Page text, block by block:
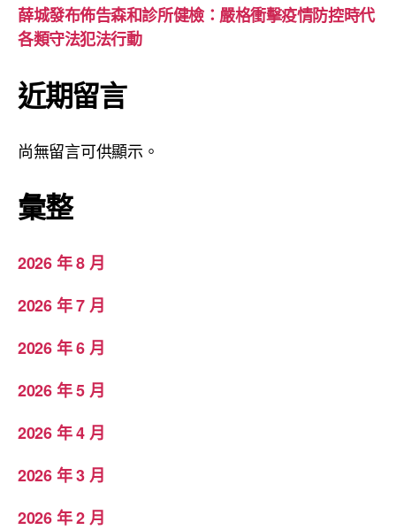
薛城發布佈告森和診所健檢：嚴格衝擊疫情防控時代
各類守法犯法行動
近期留言
尚無留言可供顯示。
彙整
2026 年 8 月
2026 年 7 月
2026 年 6 月
2026 年 5 月
2026 年 4 月
2026 年 3 月
2026 年 2 月